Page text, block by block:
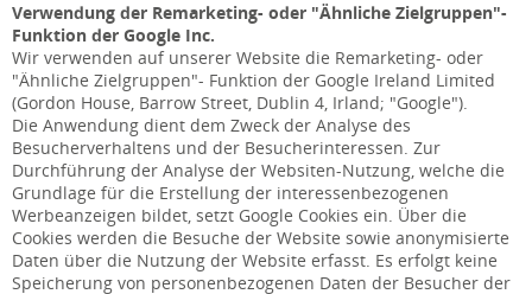
Verwendung der Remarketing- oder "Ähnliche Zielgruppen"-
Funktion der Google Inc.
Wir verwenden auf unserer Website die Remarketing- oder
"Ähnliche Zielgruppen"- Funktion der Google Ireland Limited
(Gordon House, Barrow Street, Dublin 4, Irland; "Google").
Die Anwendung dient dem Zweck der Analyse des
Besucherverhaltens und der Besucherinteressen. Zur
Durchführung der Analyse der Websiten-Nutzung, welche die
Grundlage für die Erstellung der interessenbezogenen
Werbeanzeigen bildet, setzt Google Cookies ein. Über die
Cookies werden die Besuche der Website sowie anonymisierte
Daten über die Nutzung der Website erfasst. Es erfolgt keine
Speicherung von personenbezogenen Daten der Besucher der